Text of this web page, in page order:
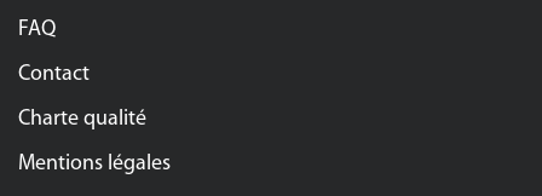
FAQ
Contact
Charte qualité
Mentions légales